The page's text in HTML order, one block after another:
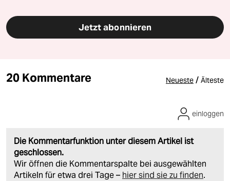
Jetzt abonnieren
20 Kommentare Neueste / Älteste
Die Kommentarfunktion unter diesem Artikel ist
geschlossen.
Wir öffnen die Kommentarspalte bei ausgewählten
Artikeln für etwa drei Tage – hier sind sie zu finden.
einloggen